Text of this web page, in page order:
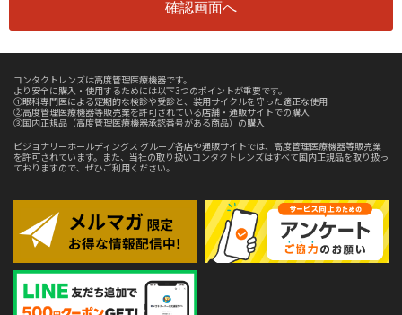
コンタクトレンズは高度管理医療機器です。
より安全に購入・使用するためには以下3つのポイントが重要です。
①眼科専門医による定期的な検診や受診と、装用サイクルを守った適正な使用
②高度管理医療機器等販売業を許可されている店舗・通販サイトでの購入
③国内正規品（高度管理医療機器承認番号がある商品）の購入
ビジョナリーホールディングス グループ各店や通販サイトでは、高度管理医療機器等販売業
を許可されています。また、当社の取り扱いコンタクトレンズはすべて国内正規品を取り扱っ
ておりますので、ぜひご利用ください。